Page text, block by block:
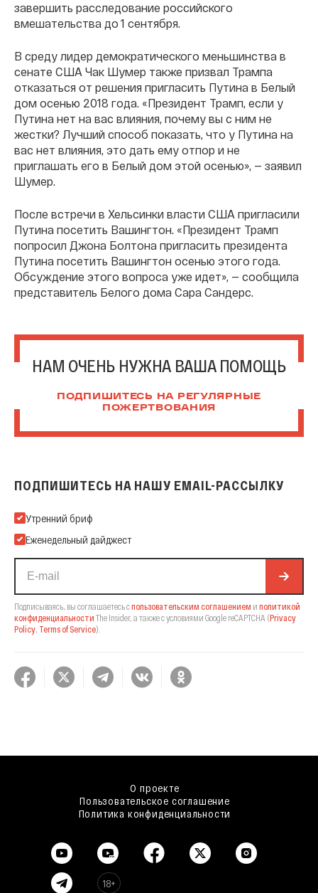
завершить расследование российского
вмешательства до 1 сентября.
В среду лидер демократического меньшинства в
сенате США Чак Шумер также призвал Трампа
отказаться от решения пригласить Путина в Белый
дом осенью 2018 года. «Президент Трамп, если у
Путина нет на вас влияния, почему вы с ним не
жестки? Лучший способ показать, что у Путина на
вас нет влияния, это дать ему отпор и не
приглашать его в Белый дом этой осенью», — заявил
Шумер.
После встречи в Хельсинки власти США пригласили
Путина посетить Вашингтон. «Президент Трамп
попросил Джона Болтона пригласить президента
Путина посетить Вашингтон осенью этого года.
Обсуждение этого вопроса уже идет», — сообщила
представитель Белого дома Сара Сандерс.
НАМ ОЧЕНЬ НУЖНА ВАША ПОМОЩЬ
ПОДПИШИТЕСЬ НА РЕГУЛЯРНЫЕ
ПОЖЕРТВОВАНИЯ
ПОДПИШИТЕСЬ НА НАШУ EMAIL-РАССЫЛКУ
Подпишитесь на нашу Email-рассылку
Утренний бриф
Еженедельный дайджест
Подписываясь, вы соглашаетесь спользовательским соглашением и политикой
конфиденциальности The Insider, а также с условиями Google reCAPTCHA (Privacy
Policy, Terms of Service).
О проекте
Пользовательское соглашение
Политика конфиденциальности
18+